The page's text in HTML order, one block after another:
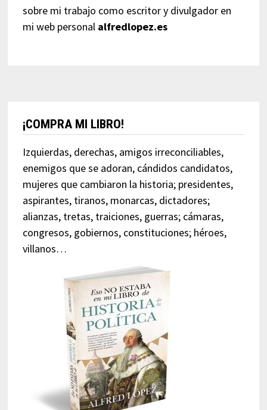
sobre mi trabajo como escritor y divulgador en
mi web personal alfredlopez.es
¡COMPRA MI LIBRO!
Izquierdas, derechas, amigos irreconciliables,
enemigos que se adoran, cándidos candidatos,
mujeres que cambiaron la historia; presidentes,
aspirantes, tiranos, monarcas, dictadores;
alianzas, tretas, traiciones, guerras; cámaras,
congresos, gobiernos, constituciones; héroes,
villanos…